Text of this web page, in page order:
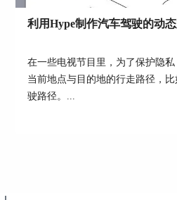
三、小结
综上所述，通过调整Hype关
介绍的球体弹跳效果。另外
于网页元素弹跳出现的效果
作者：泽洋
利用Hype制作汽车驾驶的动
在一些电视节目里，为了保护隐
当前地点与目的地的行走路径，
驶路径。...